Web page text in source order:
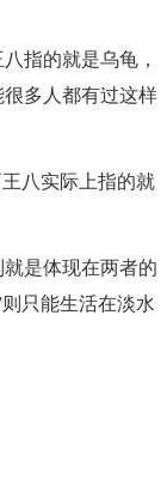
指的就是乌龟，
多人都有过这样
八实际上指的就
是体现在两者的
只能生活在淡水